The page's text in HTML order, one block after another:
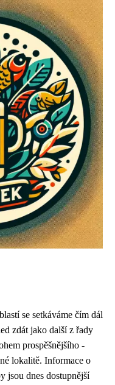
se setkáváme čím dál
zdát jako další z řady
prospěšnějšího -
lokalitě. Informace o
jsou dnes dostupnější